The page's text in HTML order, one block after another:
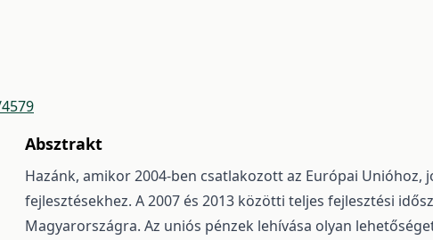
Absztrakt
Hazánk, amikor 2004-ben csatlakozott az Európai
fejlesztésekhez. A 2007 és 2013 közötti teljes fejlesztési
Magyarországra. Az uniós pénzek lehívása olyan